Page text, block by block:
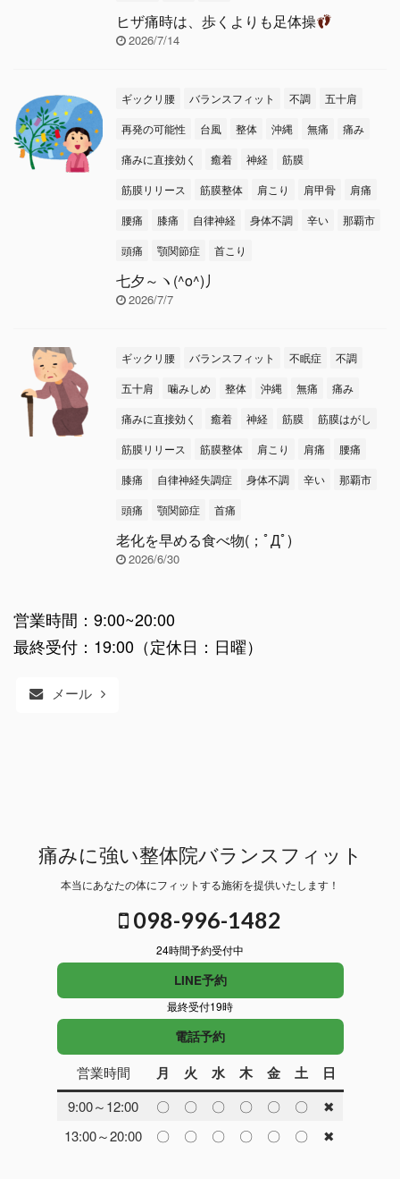
ヒザ痛時は、歩くよりも足体操
2026/7/14
ギックリ腰 バランスフィット 不調
五十肩
再発の可能性
台風 整体 沖縄 無痛
痛み
痛みに直接効く
癒着 神経
筋膜
筋膜リリース
筋膜整体 肩こり 肩甲骨
肩痛
腰痛
膝痛 自律神経 身体不調 辛い
那覇市
頭痛
顎関節症 首こり
七夕～ヽ(^o^)丿
2026/7/7
ギックリ腰 バランスフィット 不眠症
不調
五十肩
噛みしめ 整体 沖縄 無痛
痛み
痛みに直接効く
癒着 神経 筋膜
筋膜はがし
筋膜リリース
筋膜整体 肩こり 肩痛
腰痛
膝痛
自律神経失調症 身体不調 辛い
那覇市
頭痛
顎関節症 首痛
老化を早める食べ物(；ﾟДﾟ)
2026/6/30
営業時間：9:00~20:00
最終受付：19:00（定休日：日曜）
メール
痛みに強い整体院バランスフィット
本当にあなたの体にフィットする施術を提供いたします！
098-996-1482
24時間予約受付中
LINE予約
最終受付19時
電話予約
営業時間 月 火 水 木 金 土 日
9:00～12:00 〇 〇 〇 〇 〇 〇
✖
13:00～20:00
〇 〇 〇 〇 〇 〇 ✖